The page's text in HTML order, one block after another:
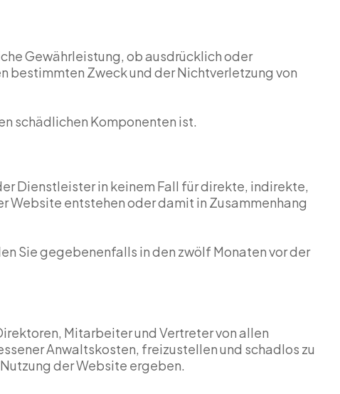
Gewährleistung, ob ausdrücklich oder
bestimmten Zweck und der Nichtverletzung von
schädlichen Komponenten ist.
Dienstleister in keinem Fall für direkte, indirekte,
Website entstehen oder damit in Zusammenhang
Sie gegebenenfalls in den zwölf Monaten vor der
Mitarbeiter und Vertreter von allen
Anwaltskosten, freizustellen und schadlos zu
der Website ergeben.